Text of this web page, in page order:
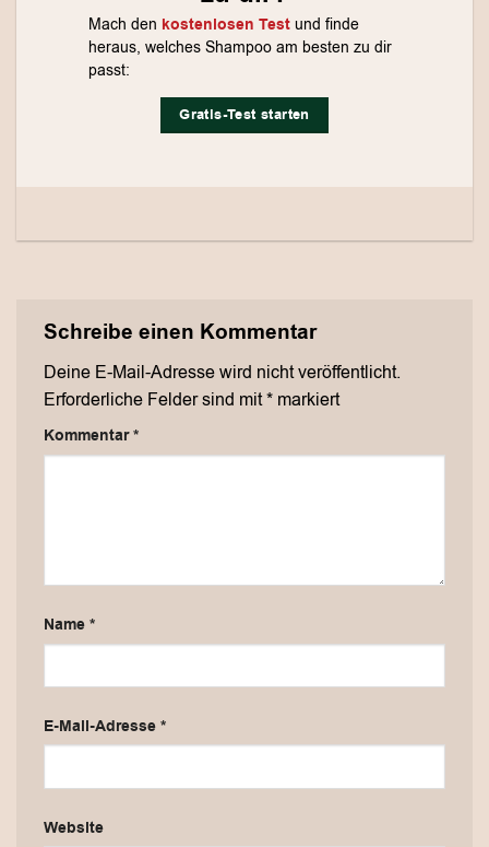
Mach den kostenlosen Testund finde
heraus, welches Shampoo am besten zu dir
passt:
Gratis-Test starten
Schreibe einen Kommentar
Deine E-Mail-Adresse wird nicht veröffentlicht.
Erforderliche Felder sind mit* markiert
Kommentar*
Name*
E-Mail-Adresse*
Website